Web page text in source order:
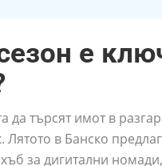
е
да търсят имот в
в Банско
за дигитални